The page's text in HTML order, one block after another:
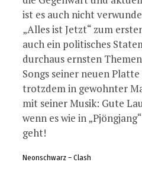
ist es auch nicht
„Alles ist Jetzt“ zum
auch ein politisches
durchaus ernsten
Songs seiner neuen
trotzdem in gewohnter
mit seiner Musik: Gute
wenn es wie in
geht!
Neonschwarz – Clash